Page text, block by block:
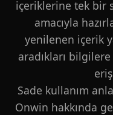
içeriklerine tek bir
amacıyla
yenilenen içerik
aradıkları
Sade kullanım
Onwin hakkında